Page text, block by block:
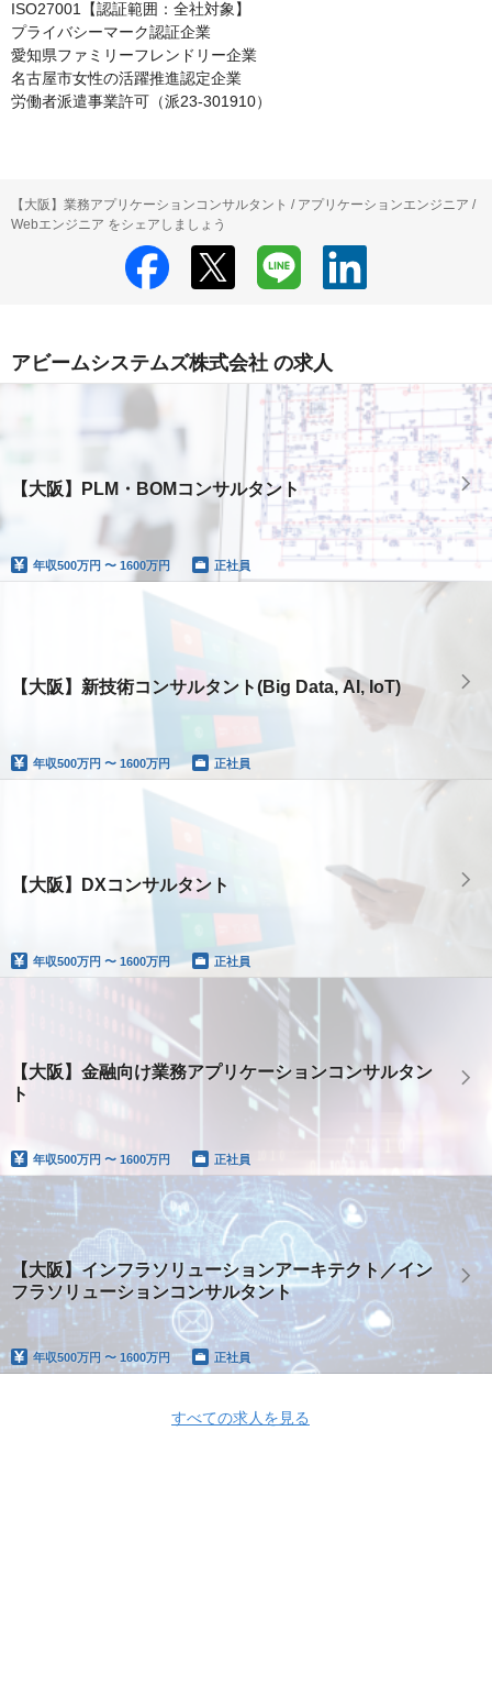
ISO27001【認証範囲：全社対象】
プライバシーマーク認証企業
愛知県ファミリーフレンドリー企業
名古屋市女性の活躍推進認定企業
【大阪】業務アプリケーションコンサルタント / アプリケーションエンジニア /
Webエンジニア をシェアしましょう
アビームシステムズ株式会社 の求人
【大阪】PLM・BOMコンサルタント
年収500万円 〜 1600万円 正社員
【大阪】新技術コンサルタント(Big Data, AI, IoT)
年収500万円 〜 1600万円 正社員
【大阪】DXコンサルタント
年収500万円 〜 1600万円 正社員
【大阪】金融向け業務アプリケーションコンサルタン
ト
年収500万円 〜 1600万円 正社員
【大阪】インフラソリューションアーキテクト／イン
フラソリューションコンサルタント
年収500万円 〜 1600万円 正社員
すべての求人を見る